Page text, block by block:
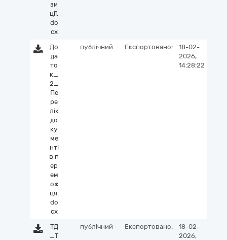
зи
ції.
do
cx
До
да
то
к_
2_
Пе
ре
лік
до
ку
ме
нті
в п
ер
ем
ож
ця.
do
cx
публічний Експортовано:
18-02-
2026,
14:28:22
ТД
_Т
публічний Експортовано:
18-02-
2026,